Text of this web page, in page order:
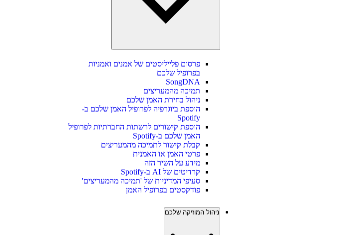
פרסום פלייליסטים של אמנים ואמניות
בפרופיל שלכם
SongDNA
תמיכה מהמעריצים
ניהול בחירת האמן שלכם
הוספת ביוגרפיה לפרופיל האמן שלכם ב-
Spotify
הוספת קישורים לרשתות החברתיות לפרופיל
האמן שלכם ב-Spotify
קבלת קישור לתמיכה מהמעריצים
פרטי האמן או האמנית
מידע על השיר הזה
קרדיטים של AI ב-Spotify
סעיפי המדיניות של 'תמיכה מהמעריצים'
פודקסטים בפרופיל האמן
ניהול המוזיקה שלכם